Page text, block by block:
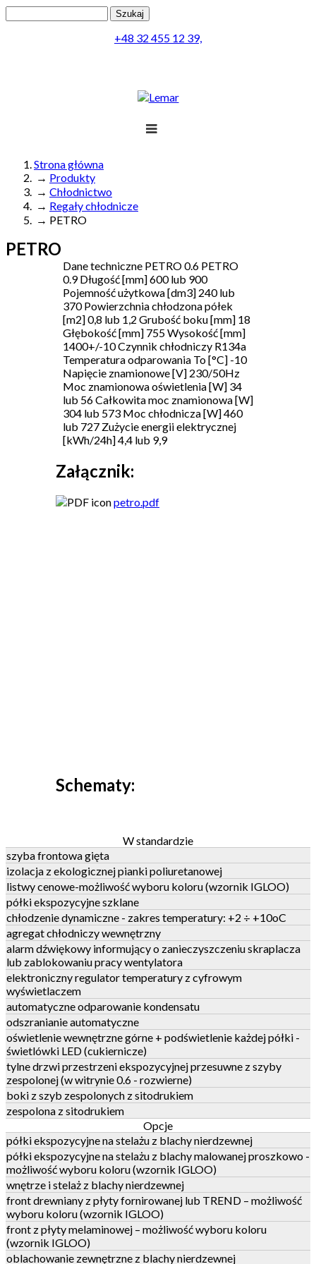
Formularz wyszukiwania
+48 32 455 12 39,
Realizacja
Obsługa
Jesteś tutaj
Strona główna
→ Produkty
→ Chłodnictwo
→ Regały chłodnicze
→ PETRO
PETRO
Dane techniczne PETRO 0.6 PETRO
0.9 Długość [mm] 600 lub 900
Pojemność użytkowa [dm3] 240 lub
370 Powierzchnia chłodzona półek
[m2] 0,8 lub 1,2 Grubość boku [mm] 18
Głębokość [mm] 755 Wysokość [mm]
1400+/-10 Czynnik chłodniczy R134a
Temperatura odparowania To [°C] -10
Napięcie znamionowe [V] 230/50Hz
Moc znamionowa oświetlenia [W] 34
lub 56 Całkowita moc znamionowa [W]
304 lub 573 Moc chłodnicza [W] 460
lub 727 Zużycie energii elektrycznej
[kWh/24h] 4,4 lub 9,9
Załącznik:
petro.pdf
Schematy:
W standardzie
szyba frontowa gięta
izolacja z ekologicznej pianki poliuretanowej
listwy cenowe-możliwość wyboru koloru (wzornik IGLOO)
półki ekspozycyjne szklane
chłodzenie dynamiczne - zakres temperatury: +2 ÷ +10oC
agregat chłodniczy wewnętrzny
alarm dźwiękowy informujący o zanieczyszczeniu skraplacza
lub zablokowaniu pracy wentylatora
elektroniczny regulator temperatury z cyfrowym
wyświetlaczem
automatyczne odparowanie kondensatu
odszranianie automatyczne
oświetlenie wewnętrzne górne + podświetlenie każdej półki -
świetlówki LED (cukiernicze)
tylne drzwi przestrzeni ekspozycyjnej przesuwne z szyby
zespolonej (w witrynie 0.6 - rozwierne)
boki z szyb zespolonych z sitodrukiem
zespolona z sitodrukiem
Opcje
półki ekspozycyjne na stelażu z blachy nierdzewnej
półki ekspozycyjne na stelażu z blachy malowanej proszkowo -
możliwość wyboru koloru (wzornik IGLOO)
wnętrze i stelaż z blachy nierdzewnej
front drewniany z płyty fornirowanej lub TREND – możliwość
wyboru koloru (wzornik IGLOO)
front z płyty melaminowej – możliwość wyboru koloru
(wzornik IGLOO)
oblachowanie zewnętrzne z blachy nierdzewnej